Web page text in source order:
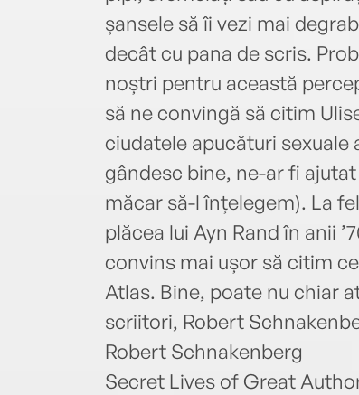
șansele să îi vezi mai
decât cu pana de scris.
noștri pentru această
să ne convingă să citim
ciudatele apucături sexuale
gândesc bine, ne-ar fi
măcar să-l înțelegem). La
plăcea lui Ayn Rand în anii
convins mai ușor să citim
Atlas. Bine, poate nu chiar
scriitori, Robert
Robert Schnakenberg
Secret Lives of Great